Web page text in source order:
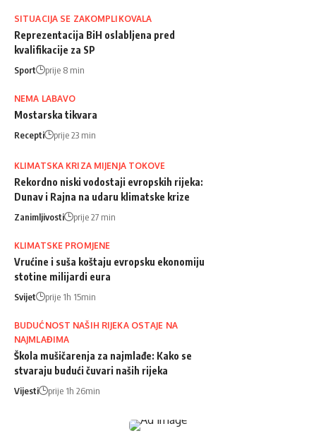
SITUACIJA SE ZAKOMPLIKOVALA
Reprezentacija BiH oslabljena pred
kvalifikacije za SP
Sport prije 8 min
NEMA LABAVO
Mostarska tikvara
Recepti prije 23 min
KLIMATSKA KRIZA MIJENJA TOKOVE
Rekordno niski vodostaji evropskih rijeka:
Dunav i Rajna na udaru klimatske krize
Zanimljivosti prije 27 min
KLIMATSKE PROMJENE
Vrućine i suša koštaju evropsku ekonomiju
stotine milijardi eura
Svijet prije 1h 15min
BUDUĆNOST NAŠIH RIJEKA OSTAJE NA
NAJMLAĐIMA
Škola mušičarenja za najmlađe: Kako se
stvaraju budući čuvari naših rijeka
Vijesti prije 1h 26min